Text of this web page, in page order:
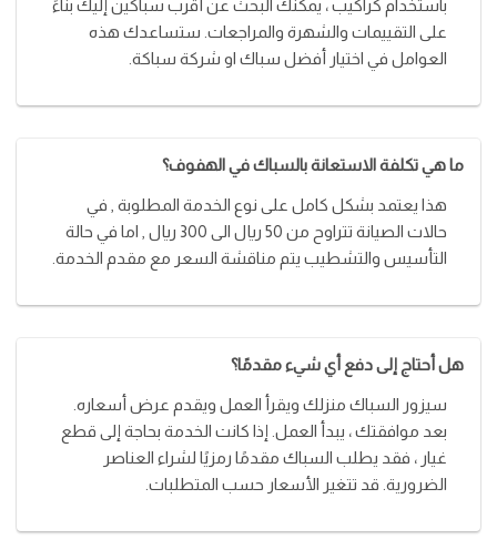
باستخدام كراكيب ، يمكنك البحث عن أقرب سباكين إليك بناءً
على التقييمات والشهرة والمراجعات. ستساعدك هذه
العوامل في اختيار أفضل سباك او شركة سباكة.
ما هي تكلفة الاستعانة بالسباك في الهفوف؟
هذا يعتمد بشكل كامل على نوع الخدمة المطلوبة , في
حالات الصيانة تتراوح من 50 ريال الى 300 ريال , اما في حالة
التأسيس والتشطيب يتم مناقشة السعر مع مقدم الخدمة.
هل أحتاج إلى دفع أي شيء مقدمًا؟
سيزور السباك منزلك ويقرأ العمل ويقدم عرض أسعاره.
بعد موافقتك ، يبدأ العمل. إذا كانت الخدمة بحاجة إلى قطع
غيار ، فقد يطلب السباك مقدمًا رمزيًا لشراء العناصر
الضرورية. قد تتغير الأسعار حسب المتطلبات.